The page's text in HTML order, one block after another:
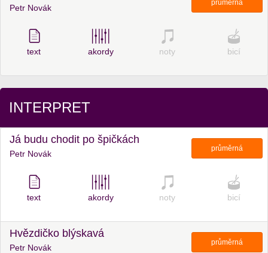
Petr Novák
průměrná
text akordy noty bicí
INTERPRET
Já budu chodit po špičkách
Petr Novák
průměrná
text akordy noty bicí
Hvězdičko blýskavá
Petr Novák
průměrná